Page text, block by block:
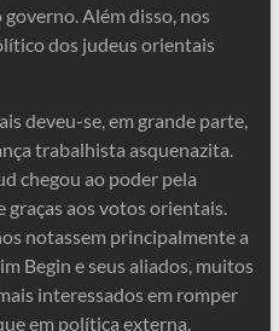
Além disso, nos
dos judeus orientais
deveu-se, em grande parte,
trabalhista asquenazita.
chegou ao poder pela
graças aos votos orientais.
notassem principalmente a
Begin e seus aliados, muitos
interessados em romper
em política externa.